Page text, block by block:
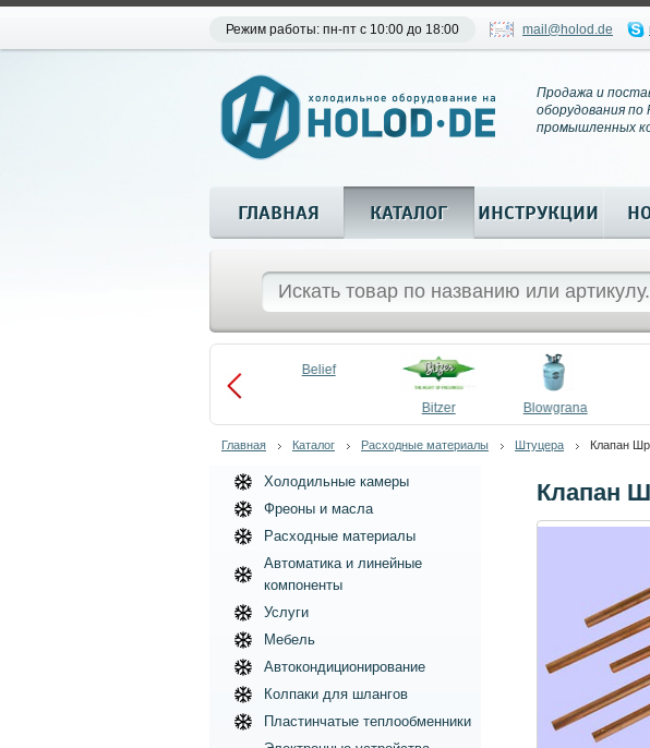
Режим работы: пн-пт с 10:00 до 18:00 mail@holod.de
Продажа и
оборудования по
промышленных
ГЛАВНАЯ КАТАЛОГ ИНСТРУКЦИИ
Belief
Bitzer Blowgrana
Главная Каталог Расходные материалы Штуцера Клапан
Клапан
Холодильные камеры
Фреоны и масла
Расходные материалы
Автоматика и линейные
компоненты
Услуги
Мебель
Автокондиционирование
Колпаки для шлангов
Пластинчатые теплообменники